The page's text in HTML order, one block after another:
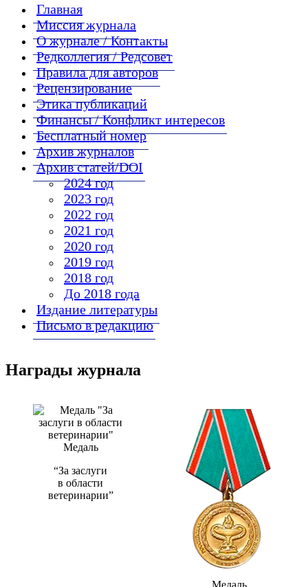
Главная
Миссия журнала
О журнале / Контакты
Редколлегия / Редсовет
Правила для авторов
Рецензирование
Этика публикаций
Финансы / Конфликт интересов
Бесплатный номер
Архив журналов
Архив статей/DOI
2024 год
2023 год
2022 год
2021 год
2020 год
2019 год
2018 год
До 2018 года
Издание литературы
Письмо в редакцию
Награды журнала
Медаль
“За заслуги
в области
ветеринарии”
Медаль